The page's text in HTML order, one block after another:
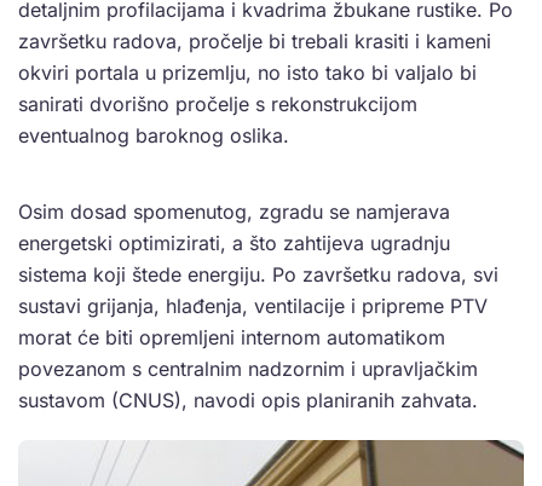
detaljnim profilacijama i kvadrima žbukane rustike. Po
završetku radova, pročelje bi trebali krasiti i kameni
okviri portala u prizemlju, no isto tako bi valjalo bi
sanirati dvorišno pročelje s rekonstrukcijom
eventualnog baroknog oslika.
Osim dosad spomenutog, zgradu se namjerava
energetski optimizirati, a što zahtijeva ugradnju
sistema koji štede energiju. Po završetku radova, svi
sustavi grijanja, hlađenja, ventilacije i pripreme PTV
morat će biti opremljeni internom automatikom
povezanom s centralnim nadzornim i upravljačkim
sustavom (CNUS), navodi opis planiranih zahvata.